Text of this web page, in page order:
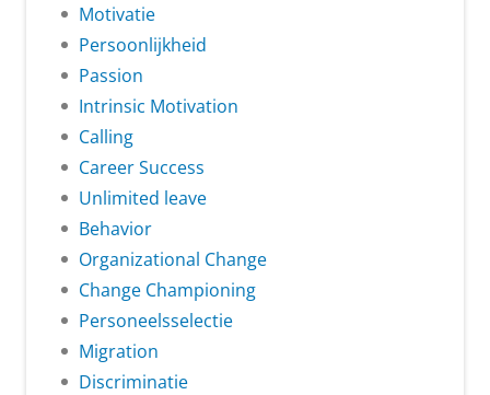
Motivatie
Persoonlijkheid
Passion
Intrinsic Motivation
Calling
Career Success
Unlimited leave
Behavior
Organizational Change
Change Championing
Personeelsselectie
Migration
Discriminatie